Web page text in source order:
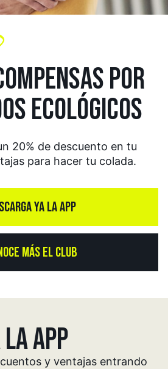
POR
ECOLÓGICOS
20% de descuento en tu
para hacer tu colada.
YA LA APP
MÁS EL CLUB
LA APP
y ventajas entrando